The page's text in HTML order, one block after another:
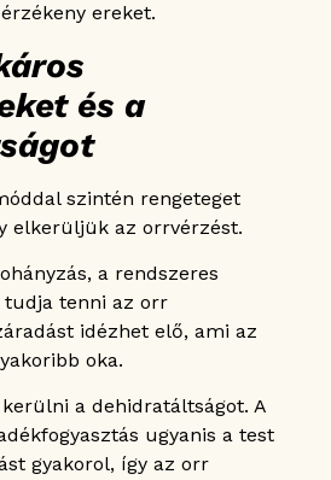
ereket.
és a
szintén rengeteget
elkerüljük az orrvérzést.
a rendszeres
tenni az orr
idézhet elő, ami az
oka.
a dehidratáltságot. A
ugyanis a test
gyakorol, így az orr